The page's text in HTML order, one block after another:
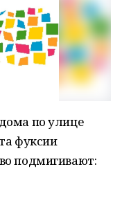
по улице
фуксии
подмигивают: